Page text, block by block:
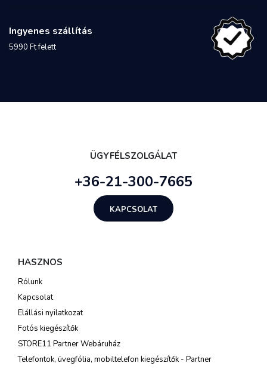
Ingyenes szállítás
5990 Ft felett
ÜGYFÉLSZOLGÁLAT
+36-21-300-7665
KAPCSOLAT
HASZNOS
Rólunk
Kapcsolat
Elállási nyilatkozat
Fotós kiegészítők
STORE11 Partner Webáruház
Telefontok, üvegfólia, mobiltelefon kiegészítők - Partner